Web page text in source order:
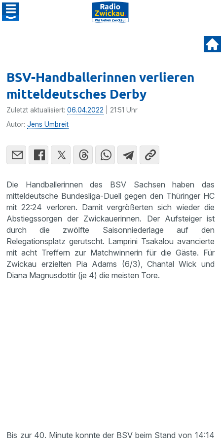
BSV-Handballerinnen verlieren
mitteldeutsches Derby
Zuletzt aktualisiert:06.04.2022 | 21:51 Uhr
Autor:Jens Umbreit
Die Handballerinnen des BSV Sachsen haben das
mitteldeutsche Bundesliga-Duell gegen den Thüringer HC
mit 22:24 verloren. Damit vergrößerten sich wieder die
Abstiegssorgen der Zwickauerinnen. Der Aufsteiger ist
durch die zwölfte Saisonniederlage auf den
Relegationsplatz gerutscht. Lamprini Tsakalou avancierte
mit acht Treffern zur Matchwinnerin für die Gäste. Für
Zwickau erzielten Pia Adams (6/3), Chantal Wick und
Diana Magnusdottir (je 4) die meisten Tore.
Bis zur 40. Minute konnte der BSV beim Stand von 14:14